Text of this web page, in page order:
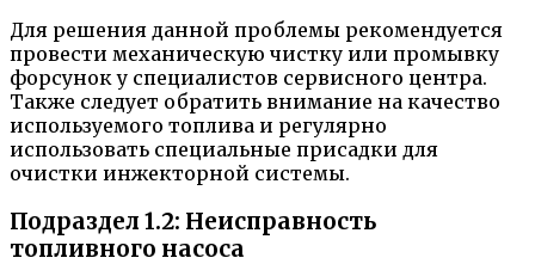
Для решения данной проблемы рекомендуется
провести механическую чистку или промывку
форсунок у специалистов сервисного центра.
Также следует обратить внимание на качество
используемого топлива и регулярно
использовать специальные присадки для
очистки инжекторной системы.
Подраздел 1.2: Неисправность
топливного насоса